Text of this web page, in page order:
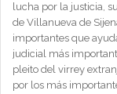
lucha por la justicia,
de Villanueva de
importantes que
judicial más
pleito del virrey
por los más